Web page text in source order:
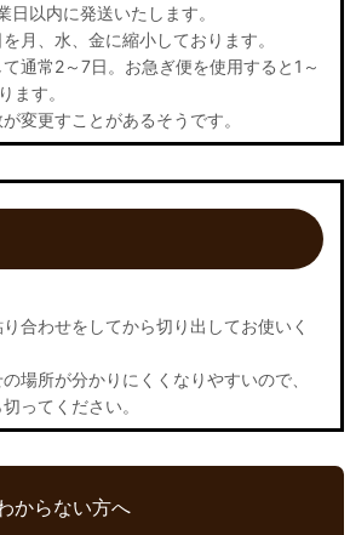
日以内に発送いたします。
月、水、金に縮小しております。
通常2～7日。お急ぎ便を使用すると1～
ます。
変更すことがあるそうです。
合わせをしてから切り出してお使いく
場所が分かりにくくなりやすいので、
ってください。
からない方へ